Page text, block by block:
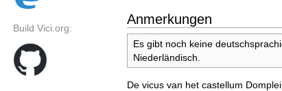
Build Vici.org:
Anmerkungen
Es gibt noch keine
Niederländisch.
De vicus van het castellum